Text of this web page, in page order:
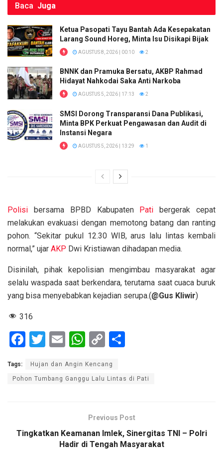
Baca Juga
Ketua Pasopati Tayu Bantah Ada Kesepakatan
Larang Sound Horeg, Minta Isu Disikapi Bijak
AGUSTUS 8, 2026 | 00:10 2
BNNK dan Pramuka Bersatu, AKBP Rahmad
Hidayat Nahkodai Saka Anti Narkoba
AGUSTUS 5, 2026 | 17:13 2
SMSI Dorong Transparansi Dana Publikasi,
Minta BPK Perkuat Pengawasan dan Audit di
Instansi Negara
AGUSTUS 5, 2026 | 13:29 1
Polisi bersama BPBD Kabupaten Pati bergerak cepat
melakukan evakuasi dengan memotong batang dan ranting
pohon. “Sekitar pukul 12.30 WIB, arus lalu lintas kembali
normal,” ujar AKP Dwi Kristiawan dihadapan media.
Disinilah, pihak kepolisian mengimbau masyarakat agar
selalu waspada saat berkendara, terutama saat cuaca buruk
yang bisa menyebabkan kejadian serupa.(@Gus Kliwir)
316
F
ce
b
k
T
tt
er
E
ail
W
at
s
p
p
C
py
Li
k
ar
e
Tags: Hujan dan Angin Kencang
Pohon Tumbang Ganggu Lalu Lintas di Pati
Previous Post
Tingkatkan Keamanan Imlek, Sinergitas TNI – Polri
Hadir di Tengah Masyarakat